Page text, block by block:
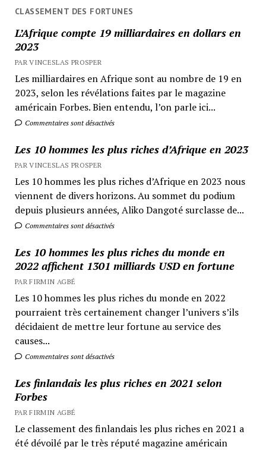
CLASSEMENT DES FORTUNES
L’Afrique compte 19 milliardaires en dollars en
2023
PAR VINCESLAS PROSPER
Les milliardaires en Afrique sont au nombre de 19 en
2023, selon les révélations faites par le magazine
américain Forbes. Bien entendu, l’on parle ici...
Commentaires sont désactivés
Les 10 hommes les plus riches d’Afrique en 2023
PAR VINCESLAS PROSPER
Les 10 hommes les plus riches d’Afrique en 2023 nous
viennent de divers horizons. Au sommet du podium
depuis plusieurs années, Aliko Dangoté surclasse de...
Commentaires sont désactivés
Les 10 hommes les plus riches du monde en
2022 affichent 1301 milliards USD en fortune
PAR FIRMIN AGBÉ
Les 10 hommes les plus riches du monde en 2022
pourraient très certainement changer l’univers s’ils
décidaient de mettre leur fortune au service des
causes...
Commentaires sont désactivés
Les finlandais les plus riches en 2021 selon
Forbes
PAR FIRMIN AGBÉ
Le classement des finlandais les plus riches en 2021 a
été dévoilé par le très réputé magazine américain